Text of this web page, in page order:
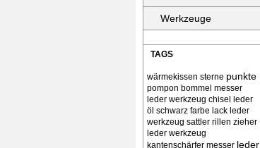
Werkzeuge
TAGS
wärmekissen sterne punkte
pompon bommel messer
leder werkzeug chisel
leder
öl schwarz farbe lack leder
werkzeug sattler rillen zieher
leder werkzeug
kantenschärfer messer leder